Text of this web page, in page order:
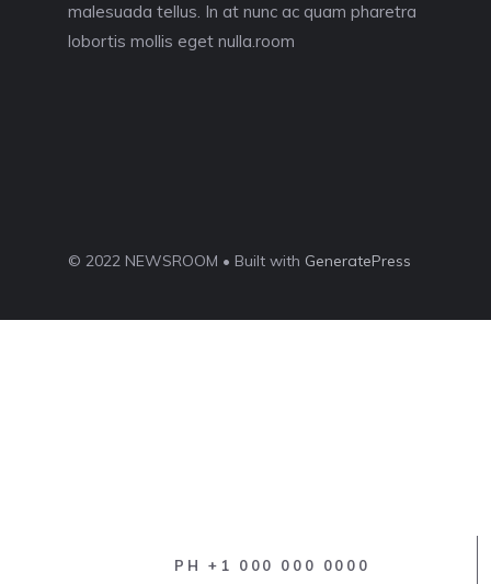
malesuada tellus. In at nunc ac quam pharetra
lobortis mollis eget nulla.room
© 2022 NEWSROOM • Built with GeneratePress
PH +1 000 000 0000